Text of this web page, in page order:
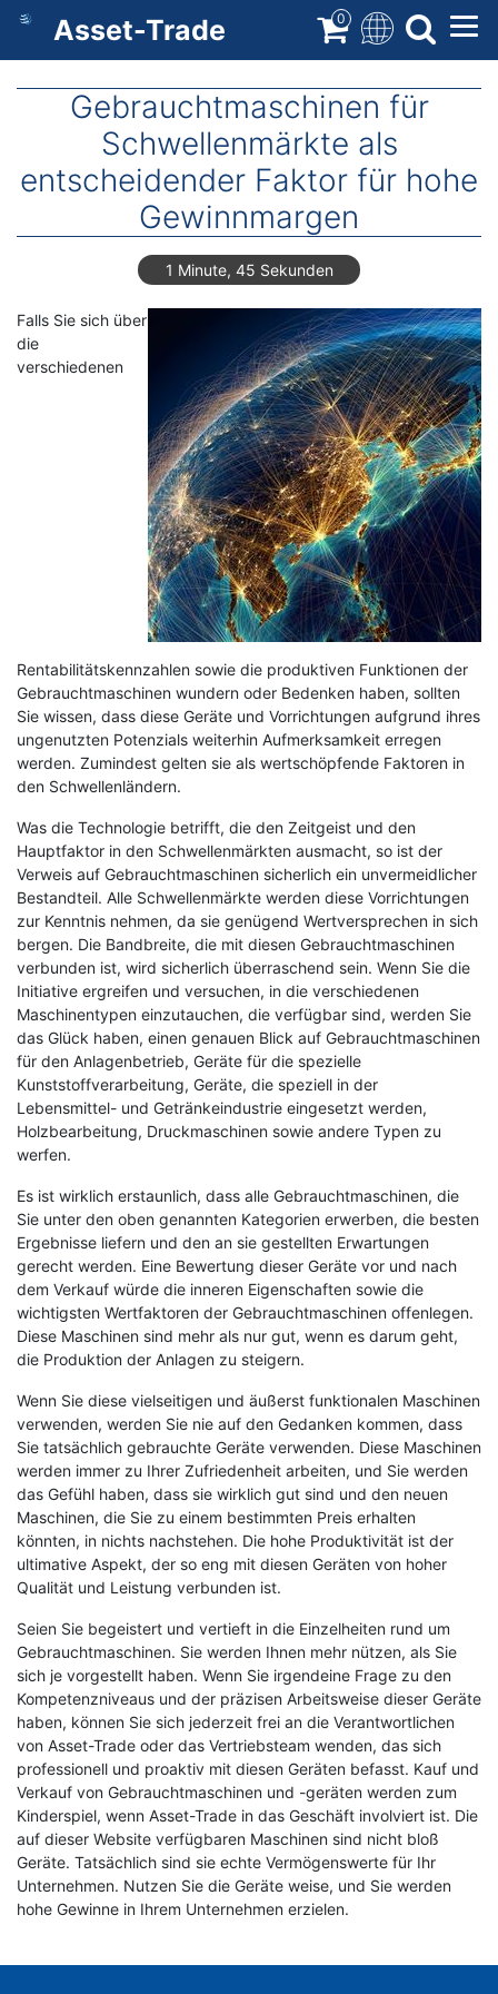
Direkt
Inhalt
Asset-Trade 0
Gebrauchtmaschinen für
Schwellenmärkte als
entscheidender Faktor für hohe
Gewinnmargen
1 Minute, 45 Sekunden
Falls Sie sich über
die
verschiedenen
Rentabilitätskennzahlen sowie die produktiven Funktionen der
Gebrauchtmaschinen wundern oder Bedenken haben, sollten
Sie wissen, dass diese Geräte und Vorrichtungen aufgrund ihres
ungenutzten Potenzials weiterhin Aufmerksamkeit erregen
werden. Zumindest gelten sie als wertschöpfende Faktoren in
den Schwellenländern.
Was die Technologie betrifft, die den Zeitgeist und den
Hauptfaktor in den Schwellenmärkten ausmacht, so ist der
Verweis auf Gebrauchtmaschinen sicherlich ein unvermeidlicher
Bestandteil. Alle Schwellenmärkte werden diese Vorrichtungen
zur Kenntnis nehmen, da sie genügend Wertversprechen in sich
bergen. Die Bandbreite, die mit diesen Gebrauchtmaschinen
verbunden ist, wird sicherlich überraschend sein. Wenn Sie die
Initiative ergreifen und versuchen, in die verschiedenen
Maschinentypen einzutauchen, die verfügbar sind, werden Sie
das Glück haben, einen genauen Blick auf Gebrauchtmaschinen
für den Anlagenbetrieb, Geräte für die spezielle
Kunststoffverarbeitung, Geräte, die speziell in der
Lebensmittel- und Getränkeindustrie eingesetzt werden,
Holzbearbeitung, Druckmaschinen sowie andere Typen zu
werfen.
Es ist wirklich erstaunlich, dass alle Gebrauchtmaschinen, die
Sie unter den oben genannten Kategorien erwerben, die besten
Ergebnisse liefern und den an sie gestellten Erwartungen
gerecht werden. Eine Bewertung dieser Geräte vor und nach
dem Verkauf würde die inneren Eigenschaften sowie die
wichtigsten Wertfaktoren der Gebrauchtmaschinen offenlegen.
Diese Maschinen sind mehr als nur gut, wenn es darum geht,
die Produktion der Anlagen zu steigern.
Wenn Sie diese vielseitigen und äußerst funktionalen Maschinen
verwenden, werden Sie nie auf den Gedanken kommen, dass
Sie tatsächlich gebrauchte Geräte verwenden. Diese Maschinen
werden immer zu Ihrer Zufriedenheit arbeiten, und Sie werden
das Gefühl haben, dass sie wirklich gut sind und den neuen
Maschinen, die Sie zu einem bestimmten Preis erhalten
könnten, in nichts nachstehen. Die hohe Produktivität ist der
ultimative Aspekt, der so eng mit diesen Geräten von hoher
Qualität und Leistung verbunden ist.
Seien Sie begeistert und vertieft in die Einzelheiten rund um
Gebrauchtmaschinen. Sie werden Ihnen mehr nützen, als Sie
sich je vorgestellt haben. Wenn Sie irgendeine Frage zu den
Kompetenzniveaus und der präzisen Arbeitsweise dieser Geräte
haben, können Sie sich jederzeit frei an die Verantwortlichen
von Asset-Trade oder das Vertriebsteam wenden, das sich
professionell und proaktiv mit diesen Geräten befasst. Kauf und
Verkauf von Gebrauchtmaschinen und -geräten werden zum
Kinderspiel, wenn Asset-Trade in das Geschäft involviert ist. Die
auf dieser Website verfügbaren Maschinen sind nicht bloß
Geräte. Tatsächlich sind sie echte Vermögenswerte für Ihr
Unternehmen. Nutzen Sie die Geräte weise, und Sie werden
hohe Gewinne in Ihrem Unternehmen erzielen.